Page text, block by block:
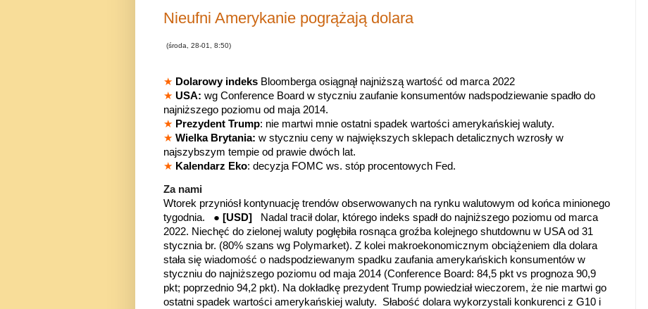
Nieufni Amerykanie pogrążają dolara
(środa, 28-01, 8:50)
★ Dolarowy indeks Bloomberga osiągnął najniższą wartość od marca 2022
★ USA: wg Conference Board w styczniu zaufanie konsumentów nadspodziewanie spadło do
najniższego poziomu od maja 2014.
★ Prezydent Trump: nie martwi mnie ostatni spadek wartości amerykańskiej waluty.
★ Wielka Brytania: w styczniu ceny w największych sklepach detalicznych wzrosły w
najszybszym tempie od prawie dwóch lat.
★ Kalendarz Eko: decyzja FOMC ws. stóp procentowych Fed.
Za nami
Wtorek przyniósł kontynuację trendów obserwowanych na rynku walutowym od końca minionego
tygodnia. ● [USD]
Nadal tracił dolar, którego indeks spadł do najniższego poziomu od marca
2022. Niechęć do zielonej waluty pogłębiła rosnąca groźba kolejnego shutdownu w USA od 31
stycznia br. (80% szans wg Polymarket). Z kolei makroekonomicznym obciążeniem dla dolara
stała się wiadomość o nadspodziewanym spadku zaufania amerykańskich konsumentów w
styczniu do najniższego poziomu od maja 2014 (Conference Board: 84,5 pkt vs prognoza 90,9
pkt; poprzednio 94,2 pkt). Na dokładkę prezydent Trump powiedział wieczorem, że nie martwi go
ostatni spadek wartości amerykańskiej waluty. Słabość dolara wykorzystali konkurenci z G10 i